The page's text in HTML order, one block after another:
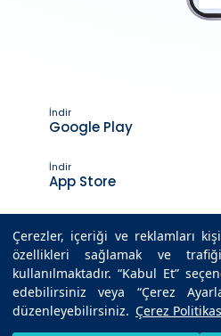
Çerezler, içeriği ve reklamları
özellikleri sağlamak ve
kullanılmaktadır. “Kabul Et”
edebilirsiniz veya “Çerez
düzenleyebilirsiniz. Çerez
İndir
Google Play
İndir
App Store
Son Güncelleme Tarihi